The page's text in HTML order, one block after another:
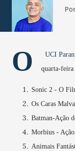
O
UCI
quarta-
Sonic 2 - O
Os Caras
Batman-Ação
Morbius -
Animais